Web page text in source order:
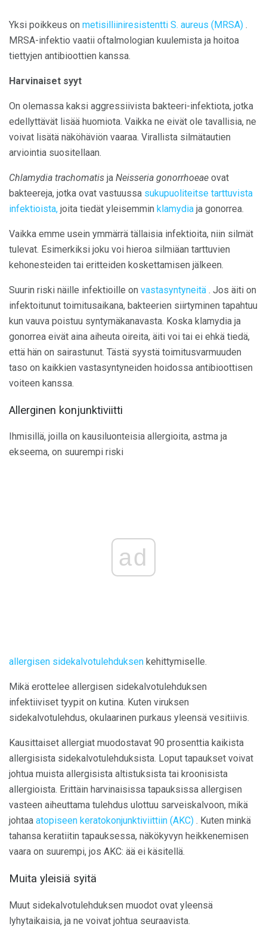
Yksi poikkeus on metisilliiniresistentti S. aureus (MRSA) .
MRSA-infektio vaatii oftalmologian kuulemista ja hoitoa
tiettyjen antibioottien kanssa.
Harvinaiset syyt
On olemassa kaksi aggressiivista bakteeri-infektiota, jotka
edellyttävät lisää huomiota. Vaikka ne eivät ole tavallisia, ne
voivat lisätä näköhäviön vaaraa. Virallista silmätautien
arviointia suositellaan.
Chlamydia trachomatis ja Neisseria gonorrhoeae ovat
bakteereja, jotka ovat vastuussa sukupuoliteitse tarttuvista
infektioista, joita tiedät yleisemmin klamydia ja gonorrea.
Vaikka emme usein ymmärrä tällaisia ​​infektioita, niin silmät
tulevat. Esimerkiksi joku voi hieroa silmiäan tarttuvien
kehonesteiden tai eritteiden koskettamisen jälkeen.
Suurin riski näille infektioille on vastasyntyneitä . Jos äiti on
infektoitunut toimitusaikana, bakteerien siirtyminen tapahtuu
kun vauva poistuu syntymäkanavasta. Koska klamydia ja
gonorrea eivät aina aiheuta oireita, äiti voi tai ei ehkä tiedä,
että hän on sairastunut. Tästä syystä toimitusvarmuuden
taso on kaikkien vastasyntyneiden hoidossa antibioottisen
voiteen kanssa.
Allerginen konjunktiviitti
Ihmisillä, joilla on kausiluonteisia allergioita, astma ja
ekseema, on suurempi riski
ad
allergisen sidekalvotulehduksen kehittymiselle.
Mikä erottelee allergisen sidekalvotulehduksen
infektiiviset tyypit on kutina. Kuten viruksen
sidekalvotulehdus, okulaarinen purkaus yleensä vesitiivis.
Kausittaiset allergiat muodostavat 90 prosenttia kaikista
allergisista sidekalvotulehduksista. Loput tapaukset voivat
johtua muista allergisista altistuksista tai kroonisista
allergioista. Erittäin harvinaisissa tapauksissa allergisen
vasteen aiheuttama tulehdus ulottuu sarveiskalvoon, mikä
johtaa atopiseen keratokonjunktiviittiin (AKC) . Kuten minkä
tahansa keratiitin tapauksessa, näkökyvyn heikkenemisen
vaara on suurempi, jos AKC: ää ei käsitellä.
Muita yleisiä syitä
Muut sidekalvotulehduksen muodot ovat yleensä
lyhytaikaisia, ja ne voivat johtua seuraavista.